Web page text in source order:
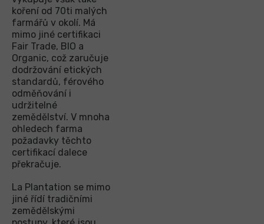
koření od 70ti malých
farmářů v okolí. Má
mimo jiné certifikaci
Fair Trade, BIO a
Organic, což zaručuje
dodržování etických
standardů, férového
odměňování i
udržitelné
zemědělství. V mnoha
ohledech farma
požadavky těchto
certifikací dalece
překračuje.
La Plantation se mimo
jiné řídí tradičními
zemědělskými